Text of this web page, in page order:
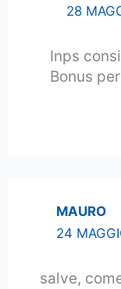
28
Inps
Bonus
MAURO
24
salve,